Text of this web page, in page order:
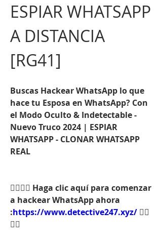
ESPIAR WHATSAPP
A DISTANCIA
[RG41]
Buscas Hackear WhatsApp lo que
hace tu Esposa en WhatsApp? Con
el Modo Oculto & Indetectable -
Nuevo Truco 2024 | ESPIAR
WHATSAPP - CLONAR WHATSAPP
REAL
👉🏻👉🏻 Haga clic aquí para comenzar
a hackear WhatsApp ahora
:https://www.detective247.xyz/ 👈🏻
👈🏻